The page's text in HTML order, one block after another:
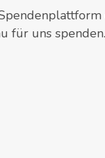
für uns spenden.